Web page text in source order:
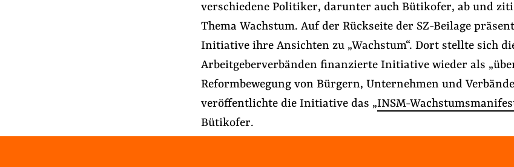
verschiedene Politiker, darunter auch Bütikofer, ab und
Thema Wachstum. Auf der Rückseite der SZ-Beilage
Initiative ihre Ansichten zu „Wachstum“. Dort stellte sich
Arbeitgeberverbänden finanzierte Initiative wieder als
Reformbewegung von Bürgern, Unternehmen und
veröffentlichte die Initiative das „INSM-
Bütikofer.